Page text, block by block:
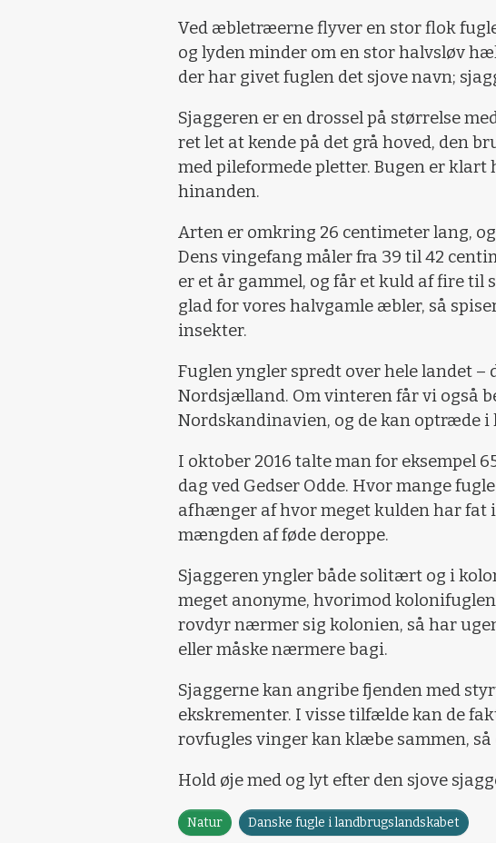
Ved æbletræerne flyver en stor flok
og lyden minder om en stor halvsløv
der har givet fuglen det sjove navn;
Sjaggeren er en drossel på størrelse
ret let at kende på det grå hoved, den
med pileformede pletter. Bugen er klart
hinanden.
Arten er omkring 26 centimeter lang,
Dens vingefang måler fra 39 til 42
er et år gammel, og får et kuld af fire til
glad for vores halvgamle æbler, så
insekter.
Fuglen yngler spredt over hele landet –
Nordsjælland. Om vinteren får vi også
Nordskandinavien, og de kan optræde i
I oktober 2016 talte man for eksempel
dag ved Gedser Odde. Hvor mange
afhænger af hvor meget kulden har fat
mængden af føde deroppe.
Sjaggeren yngler både solitært og i
meget anonyme, hvorimod
rovdyr nærmer sig kolonien, så har
eller måske nærmere bagi.
Sjaggerne kan angribe fjenden med
ekskrementer. I visse tilfælde kan de
rovfugles vinger kan klæbe sammen,
Hold øje med og lyt efter den sjove
Natur Danske fugle i landbrugslandskabet